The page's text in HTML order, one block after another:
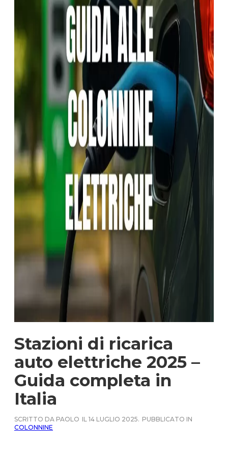
Stazioni di ricarica
auto elettriche 2025 –
Guida completa in
Italia
SCRITTO DA PAOLO IL 14 LUGLIO 2025. PUBBLICATO IN
COLONNINE